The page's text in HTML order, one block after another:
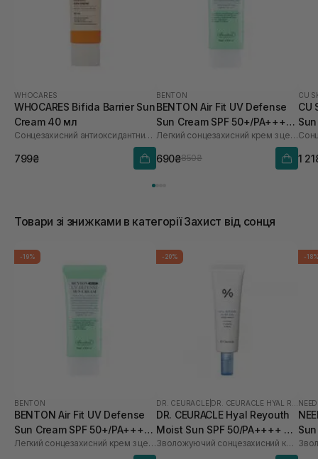
WHOCARES
WHOCARES Bifida Barrier Sun
Cream 40 мл
Сонцезахисний антиоксидантний крем
799₴
BENTON
BENTON Air Fit UV Defense
Sun Cream SPF 50+/PA++++
50 мл
Легкий сонцезахисний крем з центелою
690₴850₴
CU
CU
60
1
Товари зі знижками в категорії Захист від сонця
-19%
BENTON
BENTON Air Fit UV Defense
Sun Cream SPF 50+/PA++++
50 мл
Легкий сонцезахисний крем з центелою
-20%
DR. CEURACLE
DR. CEURACLE Hyal Reyouth
Moist Sun SPF 50/PA++++ 50
мл
Зволожуючий сонцезахисний крем для обличчя з гіалуроновою кислотою
-